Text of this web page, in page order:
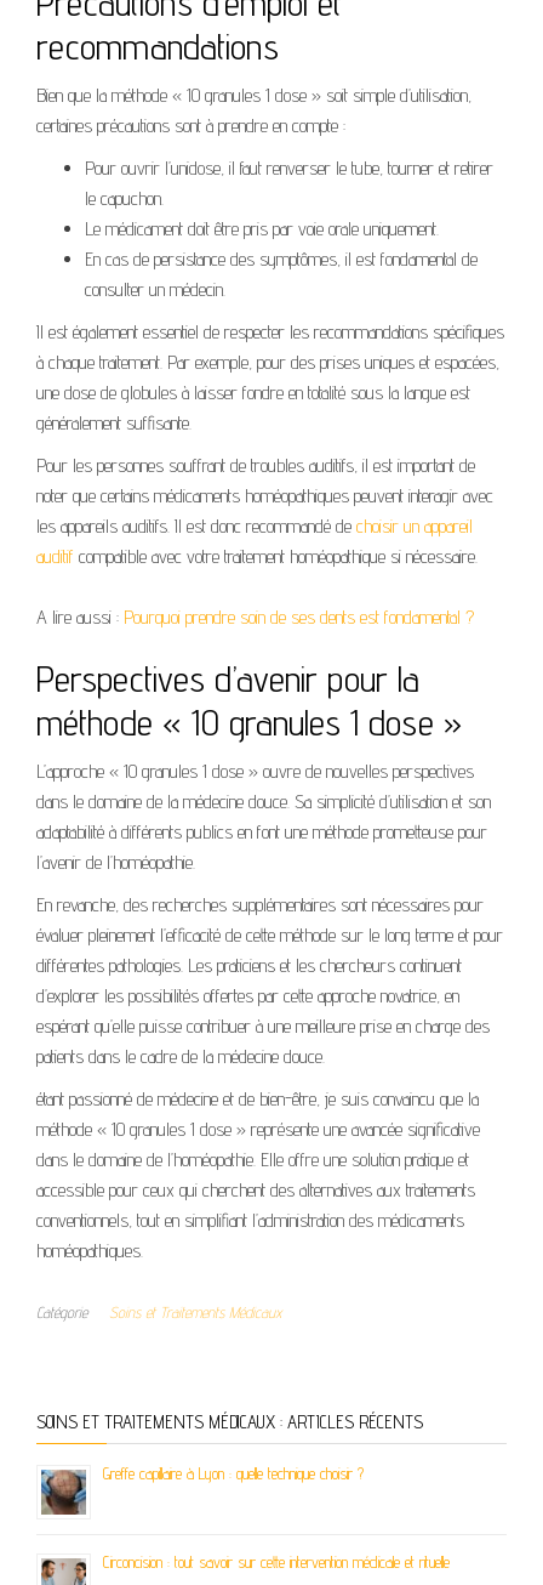
recommandations
Bien que la méthode « 10 granules 1 dose » soit simple d’utilisation,
certaines précautions sont à prendre en compte :
Pour ouvrir l’unidose, il faut renverser le tube, tourner et retirer
le capuchon.
Le médicament doit être pris par voie orale uniquement.
En cas de persistance des symptômes, il est fondamental de
consulter un médecin.
Il est également essentiel de respecter les recommandations spécifiques
à chaque traitement. Par exemple, pour des prises uniques et espacées,
une dose de globules à laisser fondre en totalité sous la langue est
généralement suffisante.
Pour les personnes souffrant de troubles auditifs, il est important de
noter que certains médicaments homéopathiques peuvent interagir avec
les appareils auditifs. Il est donc recommandé de choisir un appareil
auditif compatible avec votre traitement homéopathique si nécessaire.
A lire aussi : Pourquoi prendre soin de ses dents est fondamental ?
Perspectives d’avenir pour la
méthode « 10 granules 1 dose »
L’approche « 10 granules 1 dose » ouvre de nouvelles perspectives
dans le domaine de la médecine douce. Sa simplicité d’utilisation et son
adaptabilité à différents publics en font une méthode prometteuse pour
l’avenir de l’homéopathie.
En revanche, des recherches supplémentaires sont nécessaires pour
évaluer pleinement l’efficacité de cette méthode sur le long terme et pour
différentes pathologies. Les praticiens et les chercheurs continuent
d’explorer les possibilités offertes par cette approche novatrice, en
espérant qu’elle puisse contribuer à une meilleure prise en charge des
patients dans le cadre de la médecine douce.
étant passionné de médecine et de bien-être, je suis convaincu que la
méthode « 10 granules 1 dose » représente une avancée significative
dans le domaine de l’homéopathie. Elle offre une solution pratique et
accessible pour ceux qui cherchent des alternatives aux traitements
conventionnels, tout en simplifiant l’administration des médicaments
homéopathiques.
Catégorie Soins et Traitements Médicaux
SOINS ET TRAITEMENTS MÉDICAUX : ARTICLES RÉCENTS
Greffe capillaire à Lyon : quelle technique choisir ?
Circoncision : tout savoir sur cette intervention médicale et rituelle